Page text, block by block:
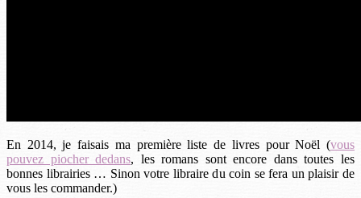
En 2014, je faisais ma première liste de livres pour Noël (vous
pouvez piocher dedans, les romans sont encore dans toutes les
bonnes librairies … Sinon votre libraire du coin se fera un plaisir de
vous les commander.)